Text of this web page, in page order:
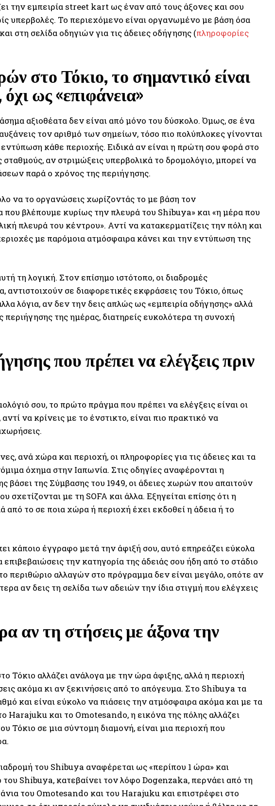
την εμπειρία street kart ως έναν από τους άξονες και σου
υπερβολές. Το περιεχόμενο είναι οργανωμένο με βάση όσα
και στη σελίδα οδηγιών για τις άδειες οδήγησης (πληροφορίες
στο Τόκιο, το σημαντικό είναι
ως «επιφάνεια»
αξιοθέατα δεν είναι από μόνο του δύσκολο. Όμως, σε ένα
τον αριθμό των σημείων, τόσο πιο πολύπλοκες γίνονται
κάθε περιοχής. Ειδικά αν είναι η πρώτη σου φορά στο
αν στριμώξεις υπερβολικά το δρομολόγιο, μπορεί να
παρά ο χρόνος της περιήγησης.
να το οργανώσεις χωρίζοντάς το με βάση τον
που βλέπουμε κυρίως την πλευρά του Shibuya» και «η μέρα που
πλευρά του κέντρου». Αντί να κατακερματίζεις την πόλη και
με παρόμοια ατμόσφαιρα κάνει και την εντύπωση της
τη λογική. Στον επίσημο ιστότοπο, οι διαδρομές
αντιστοιχούν σε διαφορετικές εκφράσεις του Τόκιο, όπως
λόγια, αν δεν την δεις απλώς ως «εμπειρία οδήγησης» αλλά
περιήγησης της ημέρας, διατηρείς ευκολότερα τη συνοχή
που πρέπει να ελέγξεις πριν
σου, το πρώτο πράγμα που πρέπει να ελέγξεις είναι οι
να κρίνεις με το ένστικτο, είναι πιο πρακτικό να
ανά χώρα και περιοχή, οι πληροφορίες για τις άδειες και τα
όχημα στην Ιαπωνία. Στις οδηγίες αναφέρονται η
βάσει της Σύμβασης του 1949, οι άδειες χωρών που απαιτούν
με τη SOFA και άλλα. Εξηγείται επίσης ότι η
το σε ποια χώρα ή περιοχή έχει εκδοθεί η άδεια ή το
κάποιο έγγραφο μετά την άφιξή σου, αυτό επηρεάζει εύκολα
την κατηγορία της άδειάς σου ήδη από το στάδιο
περιθώριο αλλαγών στο πρόγραμμα δεν είναι μεγάλο, οπότε αν
αν δεις τη σελίδα των αδειών την ίδια στιγμή που ελέγχεις
αν τη στήσεις με άξονα την
αλλάζει ανάλογα με την ώρα άφιξης, αλλά η περιοχή
ακόμα κι αν ξεκινήσεις από το απόγευμα. Στο Shibuya τα
και είναι εύκολο να πιάσεις την ατμόσφαιρα ακόμα και με τα
Harajuku και το Omotesando, η εικόνα της πόλης αλλάζει
Τόκιο σε μια σύντομη διαμονή, είναι μια περιοχή που
του Shibuya αναφέρεται ως «περίπου 1 ώρα» και
του Shibuya, κατεβαίνει τον λόφο Dogenzaka, περνάει από τη
του Omotesando και του Harajuku και επιστρέφει στο